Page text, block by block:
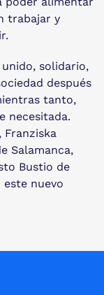
trabajar y
solidario,
después
tanto,
necesitada.
Franziska
Salamanca,
Bustio de
este nuevo